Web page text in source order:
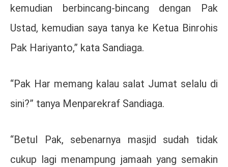
kemudian berbincang-bincang dengan Pak
Ustad, kemudian saya tanya ke Ketua Binrohis
Pak Hariyanto,” kata Sandiaga.
“Pak Har memang kalau salat Jumat selalu di
sini?” tanya Menparekraf Sandiaga.
“Betul Pak, sebenarnya masjid sudah tidak
cukup lagi menampung jamaah yang semakin